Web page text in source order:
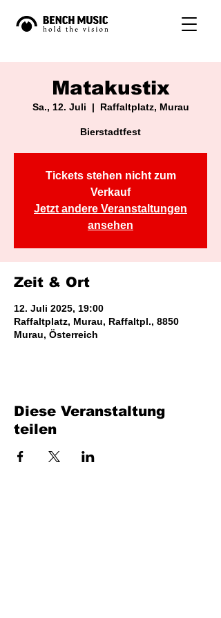
Matakustix
Sa., 12. Juli
  |
Raffaltplatz, Murau
Bierstadtfest
Tickets stehen nicht zum
Verkauf
Jetzt andere Veranstaltungen
ansehen
Zeit & Ort
12. Juli 2025, 19:00
Raffaltplatz, Murau, Raffaltpl., 8850
Murau, Österreich
Diese Veranstaltung
teilen